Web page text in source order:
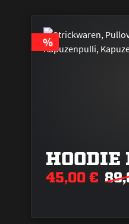
RABATT
%
HOODIE
45,00 €